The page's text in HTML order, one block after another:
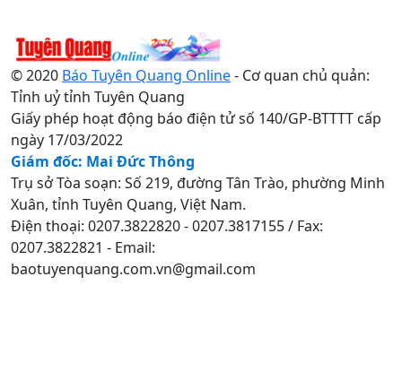
© 2020 Báo Tuyên Quang Online- Cơ quan chủ quản:
Tỉnh uỷ tỉnh Tuyên Quang
Giấy phép hoạt động báo điện tử số 140/GP-BTTTT cấp
ngày 17/03/2022
Giám đốc: Mai Đức Thông
Trụ sở Tòa soạn: Số 219, đường Tân Trào, phường Minh
Xuân, tỉnh Tuyên Quang, Việt Nam.
Điện thoại: 0207.3822820 - 0207.3817155 / Fax:
0207.3822821 - Email:
baotuyenquang.com.vn@gmail.com